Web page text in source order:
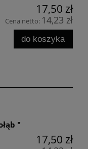
17,50 zł
Cena netto: 14,23 zł
do koszyka
"
17,50 zł